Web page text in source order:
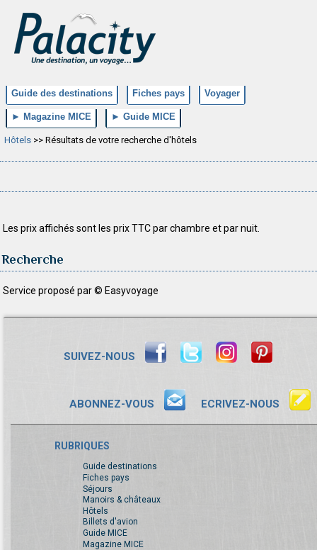
Guide des destinations Fiches pays Voyager
► Magazine MICE ► Guide MICE
Hôtels >> Résultats de votre recherche d'hôtels
Les prix affichés sont les prix TTC par chambre et par nuit.
Recherche
Service proposé par © Easyvoyage
SUIVEZ-NOUS
ABONNEZ-VOUS ECRIVEZ-NOUS
RUBRIQUES
Guide destinations
Fiches pays
Séjours
Manoirs & châteaux
Hôtels
Billets d'avion
Guide MICE
Magazine MICE